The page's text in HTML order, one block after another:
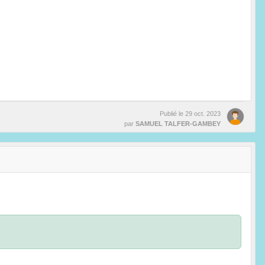
Publié le 29 oct. 2023
par SAMUEL TALFER-GAMBEY